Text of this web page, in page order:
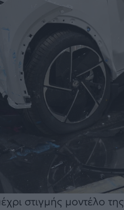
στιγμής μοντέλο της